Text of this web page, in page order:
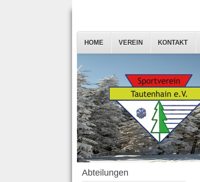
HOME VEREIN KONTAKT
Abteilungen